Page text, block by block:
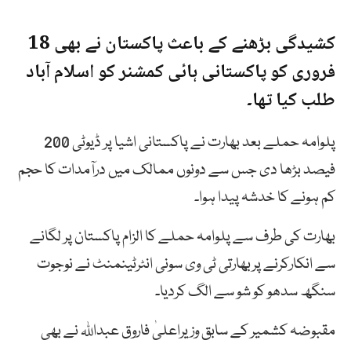
کشیدگی بڑھنے کے باعث پاکستان نے بھی 18
فروری کو پاکستانی ہائی کمشنر کو اسلام آباد
طلب کیا تھا۔
پلوامہ حملے بعد بھارت نے پاکستانی اشیا پر ڈیوٹی 200
فیصد بڑھا دی جس سے دونوں ممالک میں درآمدات کا حجم
کم ہونے کا خدشہ پیدا ہوا۔
بھارت کی طرف سے پلوامہ حملے کا الزام پاکستان پر لگانے
سے انکارکرنے پربھارتی ٹی وی سونی انٹرٹینمنٹ نے نوجوت
سنگھ سدھو کو شو سے الگ کردیا۔
مقبوضہ کشمیر کے سابق وزیراعلیٰ فاروق عبداللہ نے بھی